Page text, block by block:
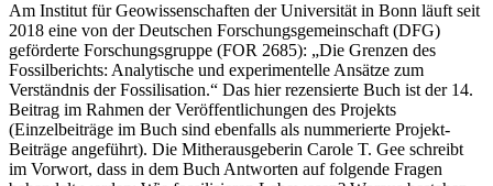
Am Institut für Geowissenschaften der Universität in Bonn läuft seit
2018 eine von der Deutschen Forschungsgemeinschaft (DFG)
geförderte Forschungsgruppe (FOR 2685): „Die Grenzen des
Fossilberichts: Analytische und experimentelle Ansätze zum
Verständnis der Fossilisation.“ Das hier rezensierte Buch ist der 14.
Beitrag im Rahmen der Veröffentlichungen des Projekts
(Einzelbeiträge im Buch sind ebenfalls als nummerierte Projekt-
Beiträge angeführt). Die Mitherausgeberin Carole T. Gee schreibt
im Vorwort, dass in dem Buch Antworten auf folgende Fragen